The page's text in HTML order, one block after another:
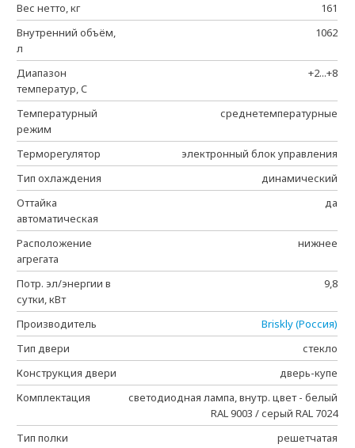
Вес нетто, кг
161
Внутренний объём,
л
1062
Диапазон
температур, C
+2...+8
Температурный
режим
среднетемпературные
Терморегулятор
электронный блок управления
Тип охлаждения
динамический
Оттайка
автоматическая
да
Расположение
агрегата
нижнее
Потр. эл/энергии в
сутки, кВт
9,8
Производитель
Briskly (Россия)
Тип двери
стекло
Конструкция двери
дверь-купе
Комплектация
светодиодная лампа, внутр. цвет - белый
RAL 9003 / серый RAL 7024
Тип полки
решетчатая